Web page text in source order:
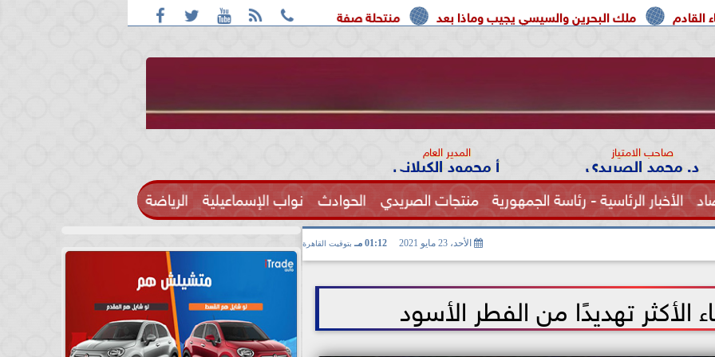
    
منتحلة صفة صحفية تعترف: واقعة التحرش مزعومة بسبب خلافات على الأجرة البحرين والسيسي يجيب وماذا بعد
صاحب الامتياز
د. محمد الصريدي المدير العام
أ محمود الكيلاني
الأخبار الرئاسية - رئاسة الجمهورية منتجات الصريدي الحوادث نواب الإسماعيلية الرياضة
الصحة  الأحد، 23 مايو 2021 01:12 مـ بتوقيت القاهرة
تهديدًا من الفطر الأسود